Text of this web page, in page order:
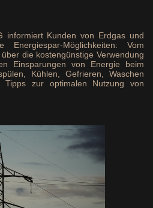
informiert Kunden von Erdgas und
Energiespar-Möglichkeiten: Vom
die kostengünstige Verwendung
Einsparungen von Energie beim
Kühlen, Gefrieren, Waschen
zur optimalen Nutzung von